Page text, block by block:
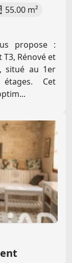
55.00 m²
propose :
Rénové et
situé au 1er
Cet